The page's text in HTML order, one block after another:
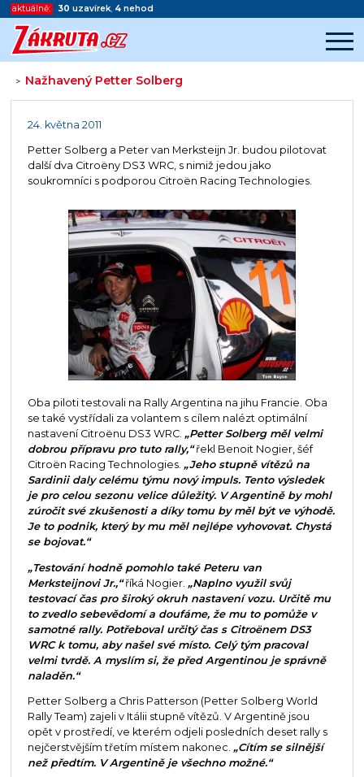
aktuálně: 30 uzavírek, 4 nehod
> Nažhavený Petter Solberg
Začátek reklamy
24. května 2011
Petter Solberg a Peter van Merksteijn Jr. budou pilotovat
další dva Citroëny DS3 WRC, s nimiž jedou jako
soukromníci s podporou Citroën Racing Technologies.
Oba piloti testovali na Rally Argentina na jihu Francie. Oba
se také vystřídali za volantem s cílem nalézt optimální
nastavení Citroënu DS3 WRC. „Petter Solberg měl velmi
dobrou přípravu pro tuto rally,“řekl Benoit Nogier, šéf
Citroën Racing Technologies. „Jeho stupně vítězů na
Sardinii daly celému týmu nový impuls. Tento výsledek
je pro celou sezonu velice důležitý. V Argentině by mohl
zúročit své zkušenosti a díky tomu by měl být ve výhodě.
Je to podnik, který by mu měl nejlépe vyhovovat. Chystá
se bojovat.“
„Testování hodně pomohlo také Peteru van
Merksteijnovi Jr.,“říká Nogier. „Naplno využil svůj
testovací čas pro široký okruh nastavení vozu. Určitě mu
to zvedlo sebevědomí a doufáme, že mu to pomůže v
samotné rally. Potřeboval určitý čas s Citroënem DS3
WRC k tomu, aby našel své místo. Celý tým pracoval
velmi tvrdě. A myslím si, že před Argentinou je správně
naladěn.“
Petter Solberg a Chris Patterson (Petter Solberg World
Rally Team) zajeli v Itálii stupně vítězů. V Argentině jsou
opět v prostředí, ve kterém odjeli posledních deset rally s
nejčerstvějším třetím místem nakonec. „Cítím se silnější
než předtím. V Argentině je všechno možné.“